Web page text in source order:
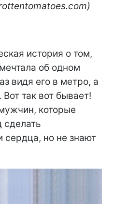
история о том,
об одном
видя его в метро, а
так вот бывает!
которые
сделать
сердца, но не знают